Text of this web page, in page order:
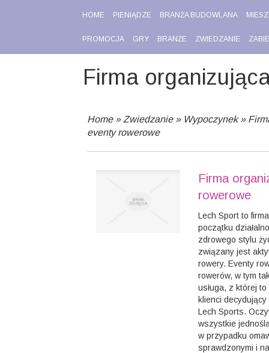
HOME PIENIĄDZE BRANŻA BUDOWLANA
PROMOCJA GRY BRANŻE ZWIEDZANIE
Firma
Home» Zwiedzanie» Wypoczynek»
eventy rowerowe
Firma
rowerowe
Lech Sport to
początku
zdrowego stylu
związany jest
rowery. Eventy
rowerów, w tym
usługa, z której
klienci
Lech Sports.
wszystkie
w przypadku
sprawdzonymi i